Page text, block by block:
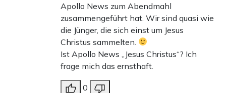
Apollo News zum Abendmahl
zusammengeführt hat. Wir sind quasi wie
die Jünger, die sich einst um Jesus
Christus sammelten.
Ist Apollo News „Jesus Christus“? Ich
frage mich das ernsthaft.
0